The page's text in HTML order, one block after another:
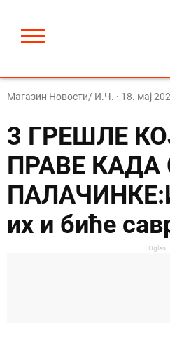
Магазин Новости/ И.Ч. · 18. мај
3 ГРЕШЛЕ
ПРАВЕ
их и биће
Oglas